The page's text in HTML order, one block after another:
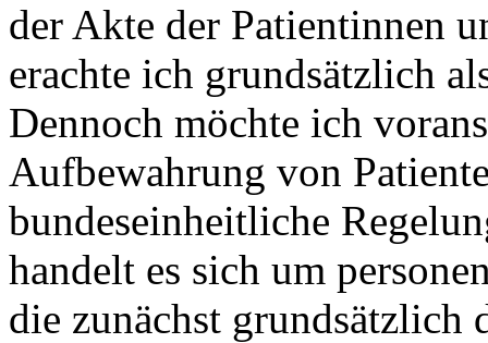
der Akte der Patientinnen
erachte ich grundsätzlich
Dennoch möchte ich
Aufbewahrung von
bundeseinheitliche
handelt es sich um
die zunächst grundsätzlich